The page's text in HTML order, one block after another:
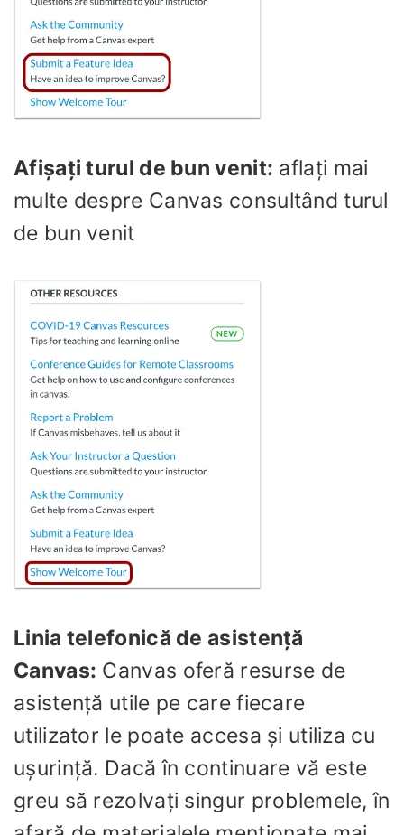
Afișați turul de bun venit: aflați mai
multe despre Canvas consultând turul
de bun venit
Linia telefonică de asistență
Canvas: Canvas oferă resurse de
asistență utile pe care fiecare
utilizator le poate accesa și utiliza cu
ușurință. Dacă în continuare vă este
greu să rezolvați singur problemele, în